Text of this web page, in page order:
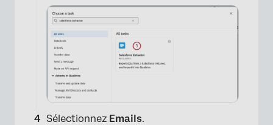
Sélectionnez Emails.